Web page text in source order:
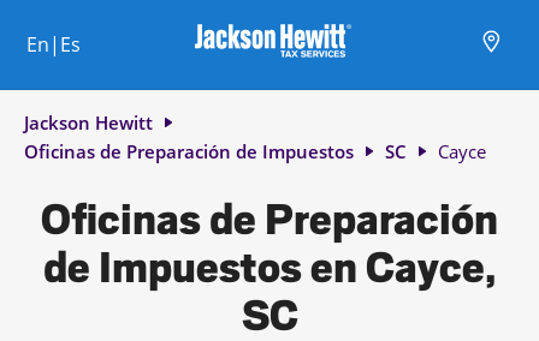
En|Es
Jackson Hewitt
Oficinas de Preparación de Impuestos
SC Cayce
Oficinas de Preparación
de Impuestos en Cayce,
SC